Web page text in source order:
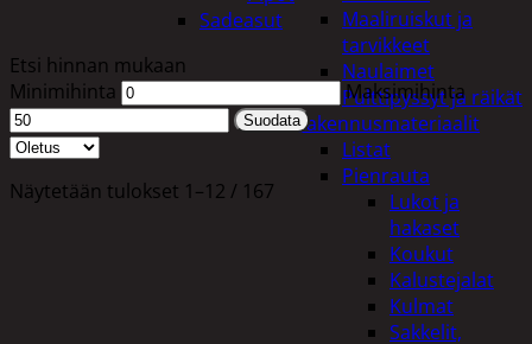
Maaliruiskut ja
tarvikkeet
Naulaimet
Pulttipyssyt ja räikät
Rakennusmateriaalit
Listat
Pienrauta
Lukot ja
hakaset
Koukut
Kalustejalat
Kulmat
Sakkelit,
Sadeasut
Etsi hinnan mukaan
Minimihinta
Maksimihinta
Suodata
Näytetään tulokset 1–12 / 167